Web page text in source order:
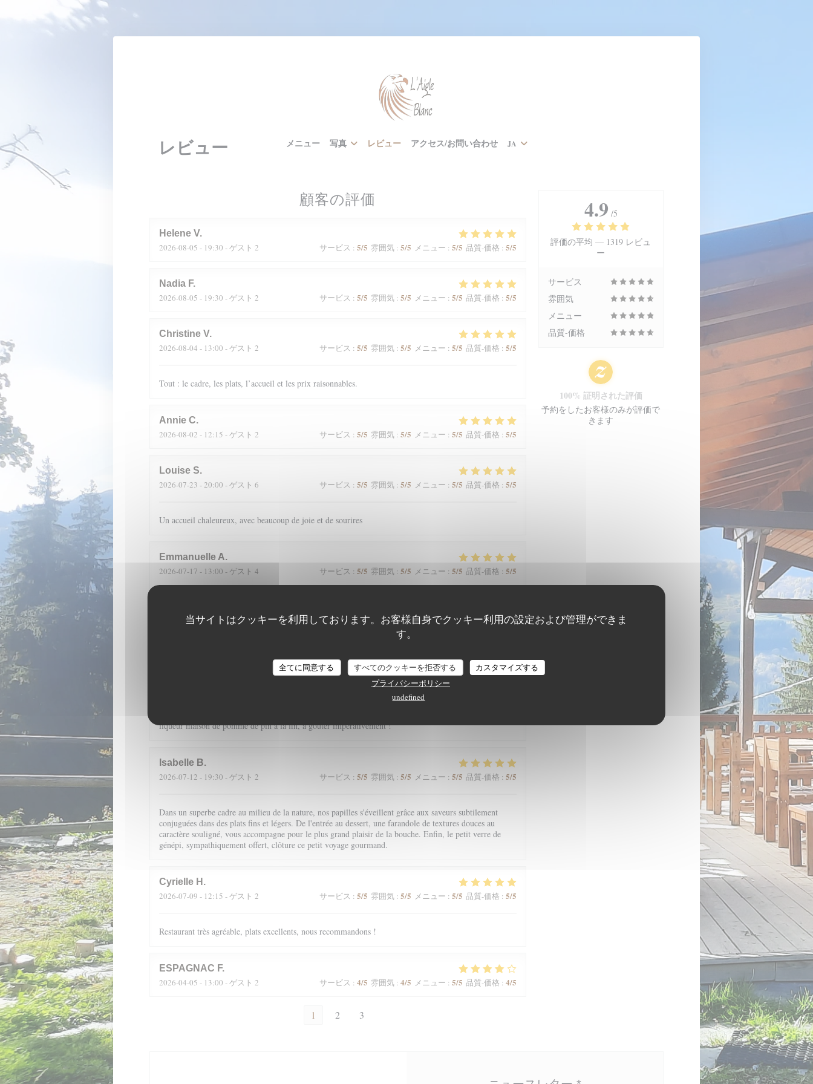
クッキー利用の管理について
当サイトはクッキーを利用しております。お客様自身でクッキー利用の設定および管理ができま
す。
全てに同意する すべてのクッキーを拒否する
カスタマイズする
プライバシーポリシー
undefined
メニュー 写真 レビュー アクセス/お問い合わせ JA
レビュー
顧客の評価
Helene V
2026-08-05 - 19:30 - ゲスト 2 サービス : 5/5 雰囲気: 5/5 メニュー : 5/5 品質-価格 : 5/5
Nadia F
2026-08-05 - 19:30 - ゲスト 2 サービス : 5/5 雰囲気: 5/5 メニュー : 5/5 品質-価格 : 5/5
Christine V
2026-08-04 - 13:00 - ゲスト 2 サービス : 5/5 雰囲気: 5/5 メニュー : 5/5 品質-価格 : 5/5
Tout : le cadre, les plats, l’accueil et les prix raisonnables.
Annie C
2026-08-02 - 12:15 - ゲスト 2 サービス : 5/5 雰囲気: 5/5 メニュー : 5/5 品質-価格 : 5/5
Louise S
2026-07-23 - 20:00 - ゲスト 6 サービス : 5/5 雰囲気: 5/5 メニュー : 5/5 品質-価格 : 5/5
Un accueil chaleureux, avec beaucoup de joie et de sourires
Emmanuelle A
2026-07-17 - 13:00 - ゲスト 4 サービス : 5/5 雰囲気: 5/5 メニュー : 5/5 品質-価格 : 5/5
sont merveilleuses à voir et à manger.
サービス :5/5 雰囲気 : 5/5 メニュー:5 品質-価格:4/5
Dans un cadre merveilleux, en pleine nature avec une magnifique vue, l’Aigle Blanche vous offre une
liqueur maison de pomme de pin à la fin, à goûter impérativement !
Isabelle B
2026-07-12 - 19:30 - ゲスト 2 サービス : 5/5 雰囲気 : 5/5 メニュー : 5/5 品質-価格 : 5/5
Dans un superbe cadre au milieu de la nature, nos papilles s'éveillent grâce aux saveurs subtilement
conjuguées dans des plats fins et légers. De l'entrée au dessert, une farandole de textures douces au
caractère souligné, vous accompagne pour le plus grand plaisir de la bouche. Enfin, le petit verre de
génépi, sympathiquement offert, clôture ce petit voyage gourmand.
Cyrielle H
2026-07-09 - 12:15 - ゲスト 2 サービス : 5/5 雰囲気: 5/5 メニュー : 5/5 品質-価格 : 5/5
Restaurant très agréable, plats excellents, nous recommandons !
ESPAGNAC F
2026-04-05 - 13:00 - ゲスト 2 サービス : 4/5 雰囲気: 4/5 メニュー : 5/5 品質-価格 : 4/5
1 2 3
4.9 /5
評価の平均 — 1319 レビュ
ー
サービス
雰囲気
メニュー
品質-価格
100% 証明された評価
予約をしたお客様のみが評価で
きます